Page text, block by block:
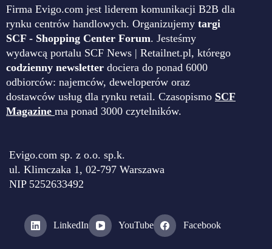
Firma Evigo.com jest liderem komunikacji B2B dla
rynku centrów handlowych. Organizujemy targi
SCF - Shopping Center Forum. Jesteśmy
wydawcą portalu SCF News | Retailnet.pl, którego
codzienny newsletter dociera do ponad 6000
odbiorców: najemców, deweloperów oraz
dostawców usług dla rynku retail. Czasopismo SCF
Magazine ma ponad 3000 czytelników.
Evigo.com sp. z o.o. sp.k.
ul. Klimczaka 1, 02-797 Warszawa
NIP 5252633492
LinkedIn YouTube Facebook